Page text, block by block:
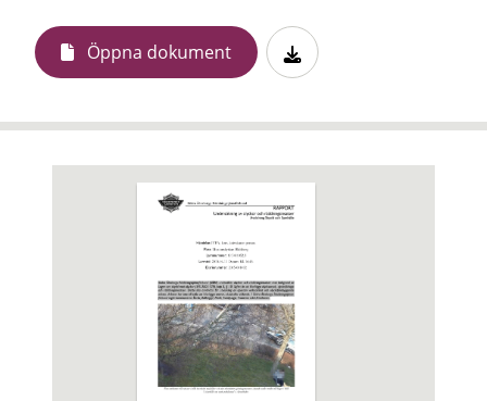
Öppna dokument